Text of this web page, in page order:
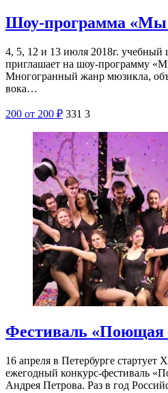
театре на Моховой
Шоу-программа «Мы
4, 5, 12 и 13 июля 2018г. учебный
приглашает на шоу-программу
Многогранный жанр мюзикла,
200от 200₽ 331 3